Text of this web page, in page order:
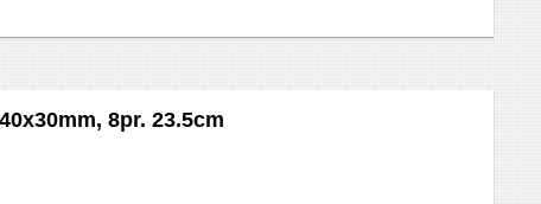
8pr. 23.5cm